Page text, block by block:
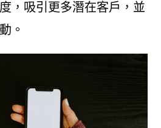
，吸引更多潛在客戶，並
。